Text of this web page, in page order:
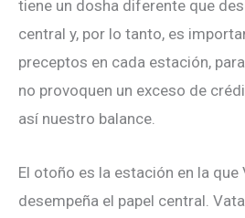
tiene un dosha diferente que
central y, por lo tanto, es
preceptos en cada estación,
no provoquen un exceso de
así nuestro balance.
El otoño es la estación en la que
desempeña el papel central.